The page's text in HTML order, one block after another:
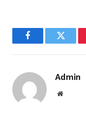
FacebookTwitter
Admin
Website